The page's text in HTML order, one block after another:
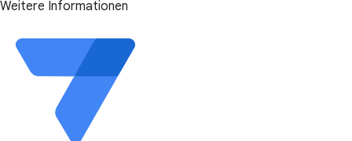
Weitere Informationen